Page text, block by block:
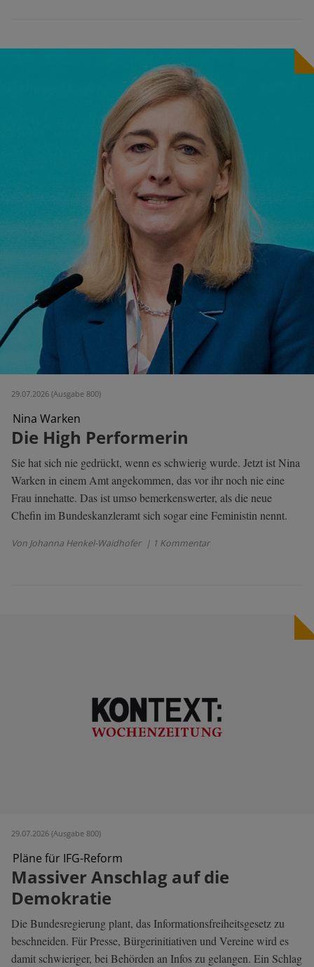
29.07.2026 (Ausgabe 800)
Nina Warken
Die High Performerin
Sie hat sich nie gedrückt, wenn es schwierig wurde. Jetzt ist Nina
Warken in einem Amt angekommen, das vor ihr noch nie eine
Frau innehatte. Das ist umso bemerkenswerter, als die neue
Chefin im Bundeskanzleramt sich sogar eine Feministin nennt.
Von Johanna Henkel-Waidhofer | 1 Kommentar
29.07.2026 (Ausgabe 800)
Pläne für IFG-Reform
Massiver Anschlag auf die
Demokratie
Die Bundesregierung plant, das Informationsfreiheitsgesetz zu
beschneiden. Für Presse, Bürgerinitiativen und Vereine wird es
damit schwieriger, bei Behörden an Infos zu gelangen. Ein Schlag